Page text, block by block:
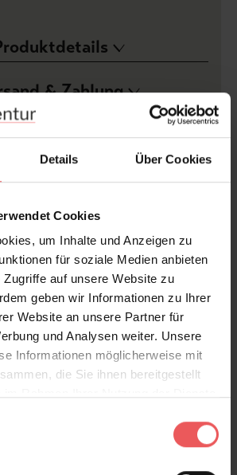
Details Über Cookies
Cookies
um Inhalte und Anzeigen zu
für soziale Medien anbieten
auf unsere Website zu
geben wir Informationen zu Ihrer
Website an unsere Partner für
und Analysen weiter. Unsere
Informationen möglicherweise mit
die Sie ihnen bereitgestellt
& Zahlung
Bewertungen
Teilen!
Produkt?
82